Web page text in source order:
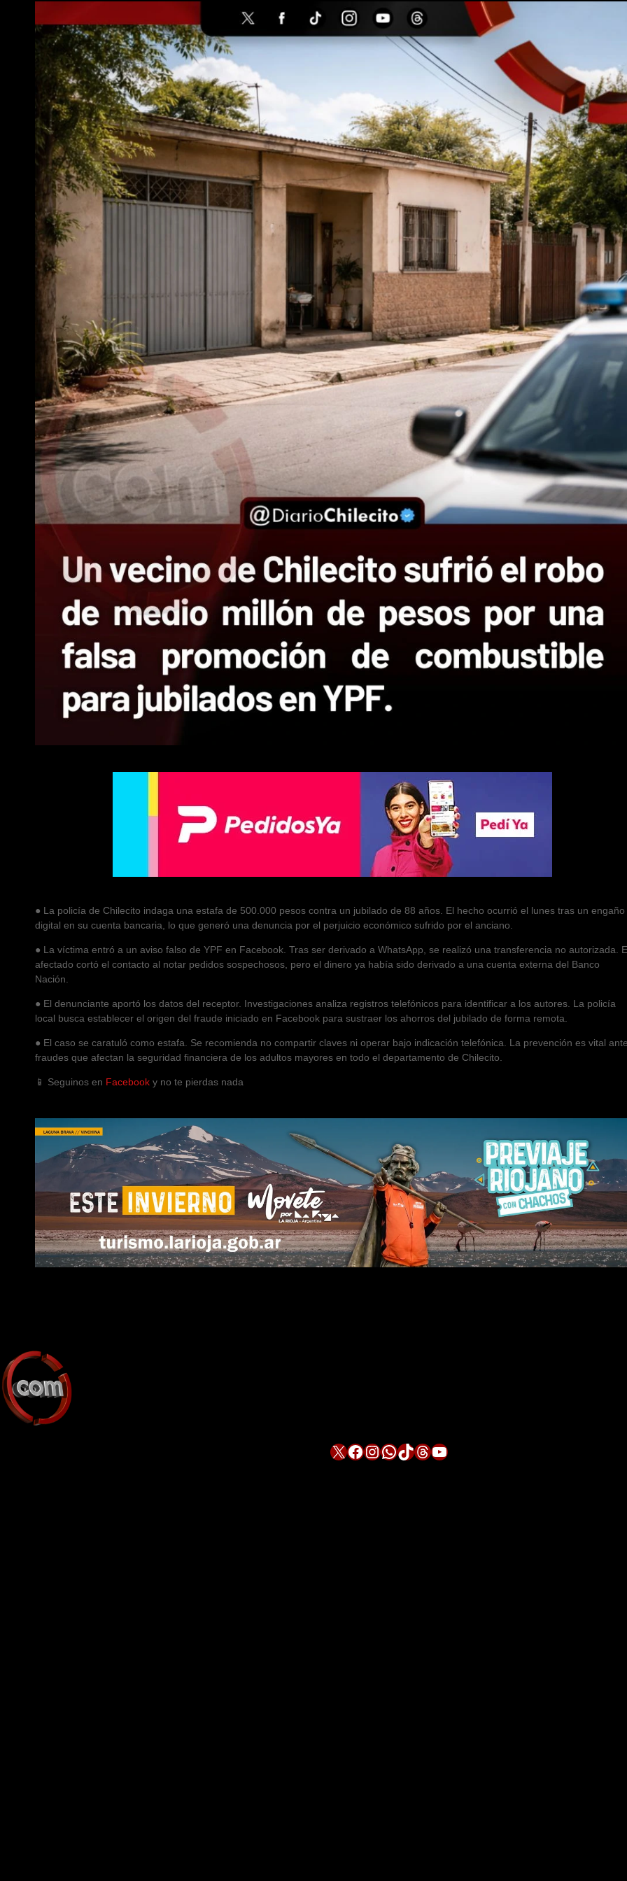
● La policía de Chilecito indaga una estafa de 500.000 pesos contra un jubilado de 88 años. El hecho ocurrió el lunes tras un engaño
digital en su cuenta bancaria, lo que generó una denuncia por el perjuicio económico sufrido por el anciano.
● La víctima entró a un aviso falso de YPF en Facebook. Tras ser derivado a WhatsApp, se realizó una transferencia no autorizada.
afectado cortó el contacto al notar pedidos sospechosos, pero el dinero ya había sido derivado a una cuenta externa del Banco
Nación.
● El denunciante aportó los datos del receptor. Investigaciones analiza registros telefónicos para identificar a los autores. La policía
local busca establecer el origen del fraude iniciado en Facebook para sustraer los ahorros del jubilado de forma remota.
● El caso se caratuló como estafa. Se recomienda no compartir claves ni operar bajo indicación telefónica. La prevención es vital
fraudes que afectan la seguridad financiera de los adultos mayores en todo el departamento de Chilecito.
📱 Seguinos en Facebook y no te pierdas nada
X Facebook InstagramWhatsApp TikTok Threads YouTube